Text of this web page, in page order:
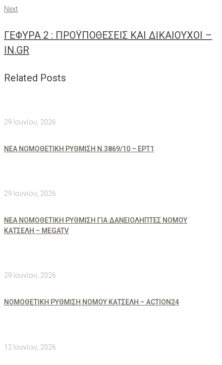
Next
Next
ΓΕΦΥΡΑ 2 : ΠΡΟΫΠΟΘΕΣΕΙΣ ΚΑΙ ΔΙΚΑΙΟΥΧΟΙ –
IN.GR
Related Posts
29 Ιουνίου, 2026
ΝΕΑ ΝΟΜΟΘΕΤΙΚΗ ΡΥΘΜΙΣΗ Ν.3869/10 – ΕΡΤ1
29 Ιουνίου, 2026
ΝΕΑ ΝΟΜΟΘΕΤΙΚΗ ΡΥΘΜΙΣΗ ΓΙΑ ΔΑΝΕΙΟΛΗΠΤΕΣ ΝΟΜΟΥ
ΚΑΤΣΕΛΗ – MEGATV
29 Ιουνίου, 2026
ΝΟΜΟΘΕΤΙΚΗ ΡΥΘΜΙΣΗ ΝΟΜΟΥ ΚΑΤΣΕΛΗ – ACTION24
12 Ιουνίου, 2026